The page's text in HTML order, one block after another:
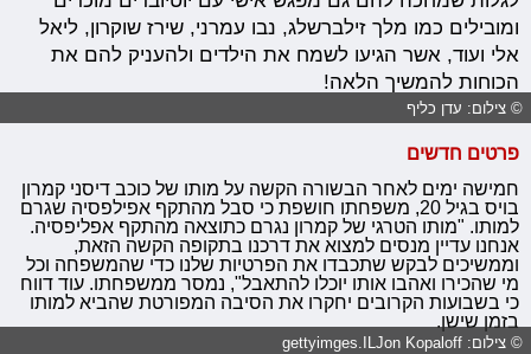
ומובילים כמו מלך זילברשלג, נבו עמרני, שירז שוקרון, ליאל
אלי ועוד, אשר הגיעו לשמח את הילדים ולהעניק להם את
הכוחות להמשיך הלאה!
© צילום: עדן כליף
פרטים חדשים
חמישה ימים לאחר הבשורה הקשה על מותו של כוכב דיסני קמרון
בויס בגיל 20, משפחתו חושפת כי סבל מהתקף אפילפסיה שגרם
למותו. "מותו הטרגי של קמרון נגרם כתוצאה מהתקף אפליפסיה.
אנחנו עדיין מנסים למצוא את דרכנו בתקופה הקשה הזאת,
וממשיכים לבקש שתכבדו את הפרטיות שלנו כדי שהמשפחה וכל
מי שהכירו ואהבו אותו יוכלו להתאבל", נמסר ממשפחתו. עוד דווח
כי בשבועות הקרובים יחקרו את הסיבה המפורטת שהביא למותו
בזמן שישן.
© צילום: gettyimges.ILJon Kopaloff